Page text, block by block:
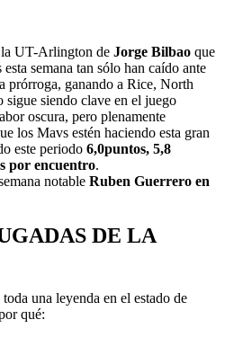
la UT-Arlington de Jorge Bilbao que
semana tan sólo han caído ante
prórroga, ganando a Rice, North
sigue siendo clave en el juego
oscura, pero plenamente
los Mavs estén haciendo esta gran
este periodo 6,0puntos, 5,8
por encuentro.
notable Ruben Guerrero en
DE LA
toda una leyenda en el estado de
qué: